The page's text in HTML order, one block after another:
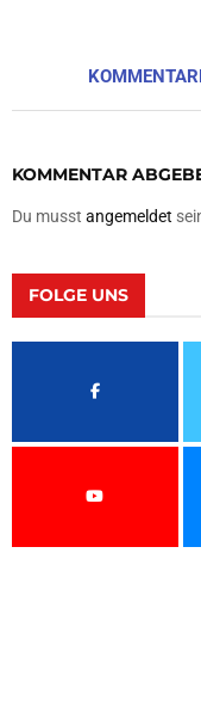
KOMMENTAR
Du musst angemeldet
FOLGE UNS